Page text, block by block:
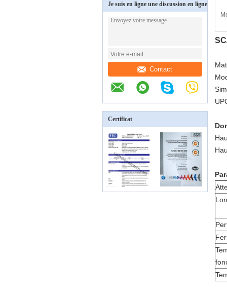
Je suis en ligne une discussion en ligne
Contact
Certificat